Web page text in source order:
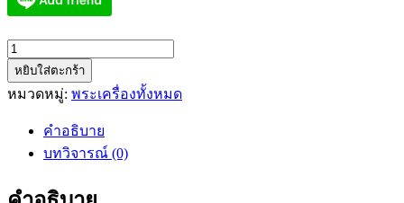
จำนวน
สมเด็จ
พระ
หยิบใส่ตะกร้า
หมวดหมู่: พระเครื่องทั้งหมด
คำอธิบาย
บทวิจารณ์ (0)